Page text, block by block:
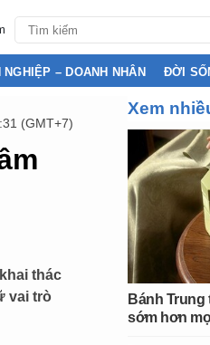
NGHIỆP – DOANH NHÂN ĐỜI
(GMT+7)
thác
vai trò
Xem
Bánh
sớm hơn